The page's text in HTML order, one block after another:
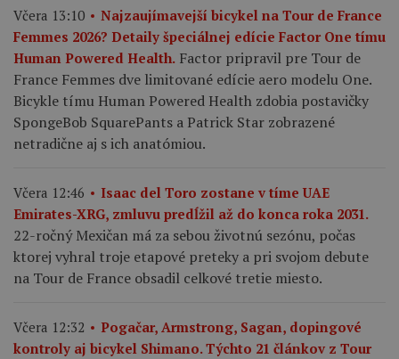
Včera 13:10
Najzaujímavejší bicykel na Tour de France
Femmes 2026? Detaily špeciálnej edície Factor One tímu
Human Powered Health. Factor pripravil pre Tour de
France Femmes dve limitované edície aero modelu One.
Bicykle tímu Human Powered Health zdobia postavičky
SpongeBob SquarePants a Patrick Star zobrazené
netradične aj s ich anatómiou.
Včera 12:46
Isaac del Toro zostane v tíme UAE
Emirates-XRG, zmluvu predĺžil až do konca roka 2031.
22-ročný Mexičan má za sebou životnú sezónu, počas
ktorej vyhral troje etapové preteky a pri svojom debute
na Tour de France obsadil celkové tretie miesto.
Včera 12:32
Pogačar, Armstrong, Sagan, dopingové
kontroly aj bicykel Shimano. Týchto 21 článkov z Tour